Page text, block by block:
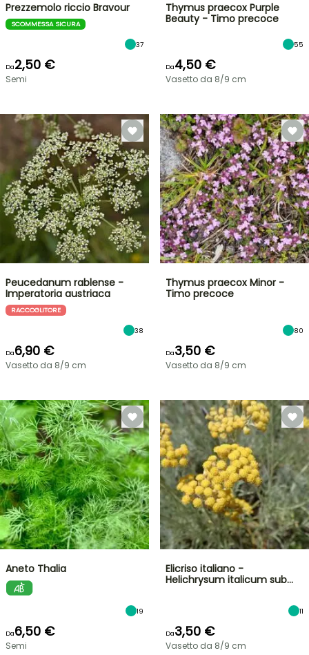
Prezzemolo riccio Bravour
SCOMMESSA SICURA
37
Da2,50 €
Semi
Thymus praecox Purple
Beauty - Timo precoce
55
Da4,50 €
Vasetto da 8/9 cm
Peucedanum rablense -
Imperatoria austriaca
RACCOGLITORE
38
Da6,90 €
Vasetto da 8/9 cm
Thymus praecox Minor -
Timo precoce
80
Da3,50 €
Vasetto da 8/9 cm
Aneto Thalia
19
Da6,50 €
Semi
Elicriso italiano -
Helichrysum italicum sub…
11
Da3,50 €
Vasetto da 8/9 cm